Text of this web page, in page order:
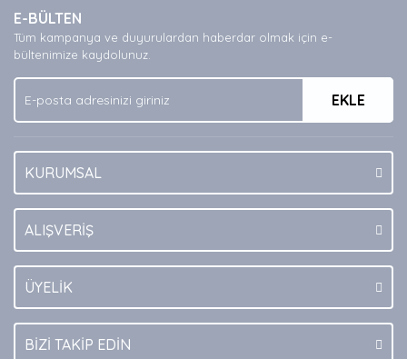
Ürün açıklamasında eksik bilgiler bulunuyor.
Ürün bilgilerinde hatalar bulunuyor.
Ürün fiyatı diğer sitelerden daha pahalı.
Bu ürüne benzer farklı alternatifler olmalı.
E-BÜLTEN
Tüm kampanya ve duyurulardan haberdar olmak için e-
bültenimize kaydolunuz.
EKLE
KURUMSAL
ALIŞVERİŞ
ÜYELİK
BİZİ TAKİP EDİN